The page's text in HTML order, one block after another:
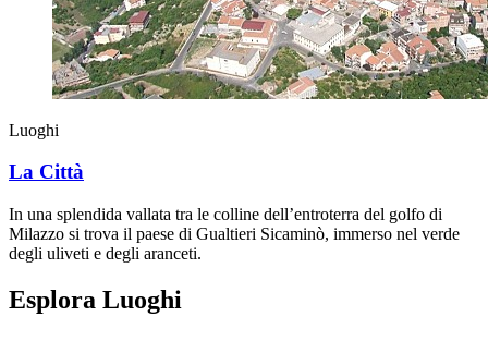
Luoghi
La Città
In una splendida vallata tra le colline dell’entroterra del golfo di
Milazzo si trova il paese di Gualtieri Sicaminò, immerso nel verde
degli uliveti e degli aranceti.
Esplora Luoghi